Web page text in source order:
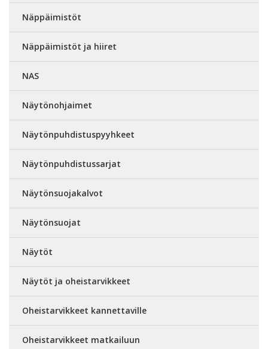
Näppäimistöt
Näppäimistöt ja hiiret
NAS
Näytönohjaimet
Näytönpuhdistuspyyhkeet
Näytönpuhdistussarjat
Näytönsuojakalvot
Näytönsuojat
Näytöt
Näytöt ja oheistarvikkeet
Oheistarvikkeet kannettaville
Oheistarvikkeet matkailuun